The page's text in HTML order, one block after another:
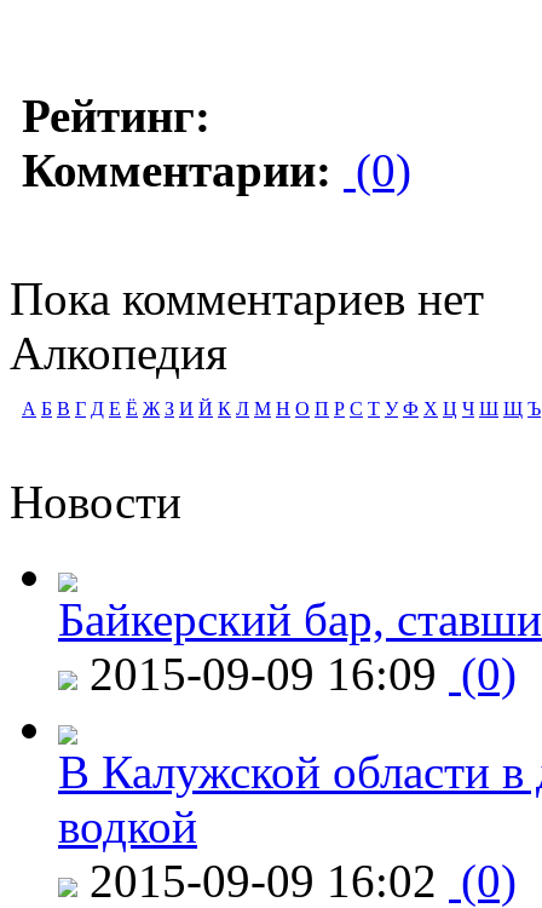
Рейтинг:
Комментарии: (0)
Пока комментариев нет
Алкопедия
А Б В Г Д Е Ё Ж З И Й К Л М Н О П Р С Т У Ф Х Ц Ч Ш Щ Ъ
Новости
Байкерский бар,
2015-09-09 16:09 (0)
В Калужской области в
водкой
2015-09-09 16:02 (0)